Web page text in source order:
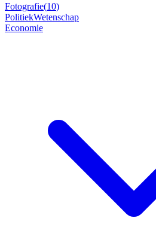
Fotografie(10)
PolitiekWetenschap
Economie